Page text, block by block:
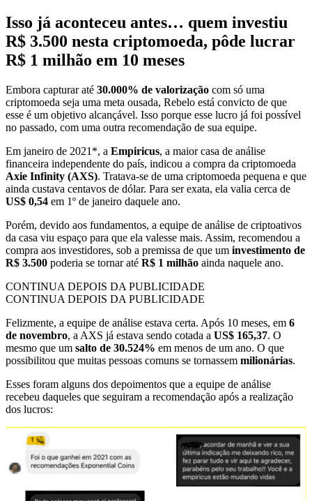
Isso já aconteceu antes… quem investiu
R$ 3.500 nesta criptomoeda, pôde lucrar
R$ 1 milhão em 10 meses
Embora capturar até 30.000% de valorização com só uma
criptomoeda seja uma meta ousada, Rebelo está convicto de que
esse é um objetivo alcançável. Isso porque esse lucro já foi possível
no passado, com uma outra recomendação de sua equipe.
Em janeiro de 2021*, a Empiricus, a maior casa de análise
financeira independente do país, indicou a compra da criptomoeda
Axie Infinity (AXS). Tratava-se de uma criptomoeda pequena e que
ainda custava centavos de dólar. Para ser exata, ela valia cerca de
US$ 0,54 em 1º de janeiro daquele ano.
Porém, devido aos fundamentos, a equipe de análise de criptoativos
da casa viu espaço para que ela valesse mais. Assim, recomendou a
compra aos investidores, sob a premissa de que um investimento de
R$ 3.500 poderia se tornar até R$ 1 milhão ainda naquele ano.
CONTINUA DEPOIS DA PUBLICIDADE
CONTINUA DEPOIS DA PUBLICIDADE
Felizmente, a equipe de análise estava certa. Após 10 meses, em 6
de novembro, a AXS já estava sendo cotada a US$ 165,37. O
mesmo que um salto de 30.524% em menos de um ano. O que
possibilitou que muitas pessoas comuns se tornassem milionárias.
Esses foram alguns dos depoimentos que a equipe de análise
recebeu daqueles que seguiram a recomendação após a realização
dos lucros: